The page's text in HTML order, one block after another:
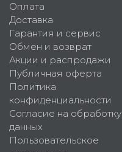
Оплата
Доставка
Гарантия и сервис
Обмен и возврат
Акции и распродажи
Публичная оферта
Политика
конфиденциальности
Согласие на обработку
данных
Пользовательское